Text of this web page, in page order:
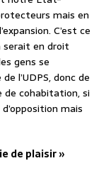
mais en
C’est ce
serait en droit
gens se
l’UDPS, donc de
de cohabitation, si
mais
de plaisir »